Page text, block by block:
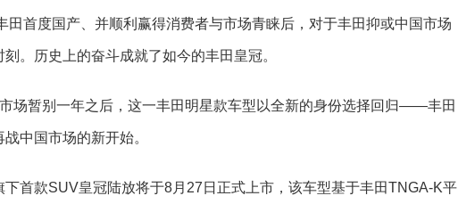
田首度国产、并顺利赢得消费者与市场青睐后，对于丰田抑或中国市场
。历史上的奋斗成就了如今的丰田皇冠。
场暂别一年之后，这一丰田明星款车型以全新的身份选择回归——丰田
中国市场的新开始。
首款SUV皇冠陆放将于8月27日正式上市，该车型基于丰田TNGA-K平